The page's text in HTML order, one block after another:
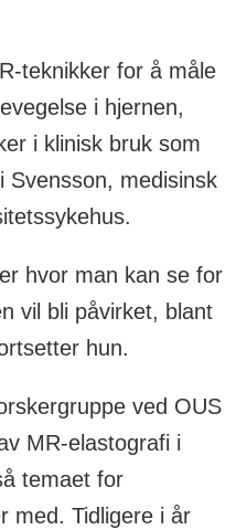
teknikker for å måle
i hjernen,
i klinisk bruk som
Svensson, medisinsk
hvor man kan se for
vil bli påvirket, blant
hun.
ved OUS
MR-elastografi i
temaet for
med. Tidligere i år